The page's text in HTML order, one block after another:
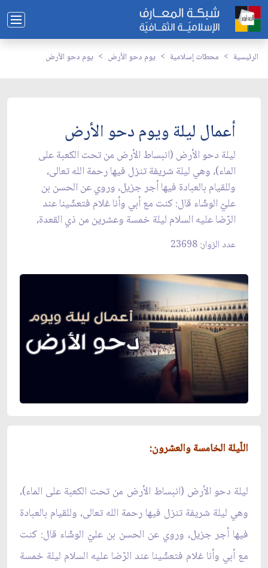
الرئيسية محطات إسلامية يوم دحو الأرض يوم دحو الأرض
أعمال ليلة ويوم دحو الأرض
ليلة دحو الأرض (انبساط الأرض من تحت الكعبة على
الماء)، وهي ليلة شريفة تنزل فيها رحمة الله تعالى،
وللقيام بالعبادة فيها أجر جزيل، وروي عن الحسن بن
عليّ الوشّاء قال: كنت مع أبي وأنا غلام فتعشّينا عند
الرّضا عليه السلام ليلة خمسة وعشرين من ذي القعدة،
عدد الزوار: 23698
اللّيلة الخامسة والعشرون:
ليلة دحو الأرض (انبساط الأرض من تحت الكعبة على الماء)،
وهي ليلة شريفة تنزل فيها رحمة الله تعالى، وللقيام بالعبادة
فيها أجر جزيل، وروي عن الحسن بن عليّ الوشّاء قال: كنت
مع أبي وأنا غلام فتعشّينا عند الرّضا عليه السلام ليلة خمسة